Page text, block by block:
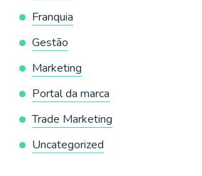
Franquia
Gestão
Marketing
Portal da marca
Trade Marketing
Uncategorized